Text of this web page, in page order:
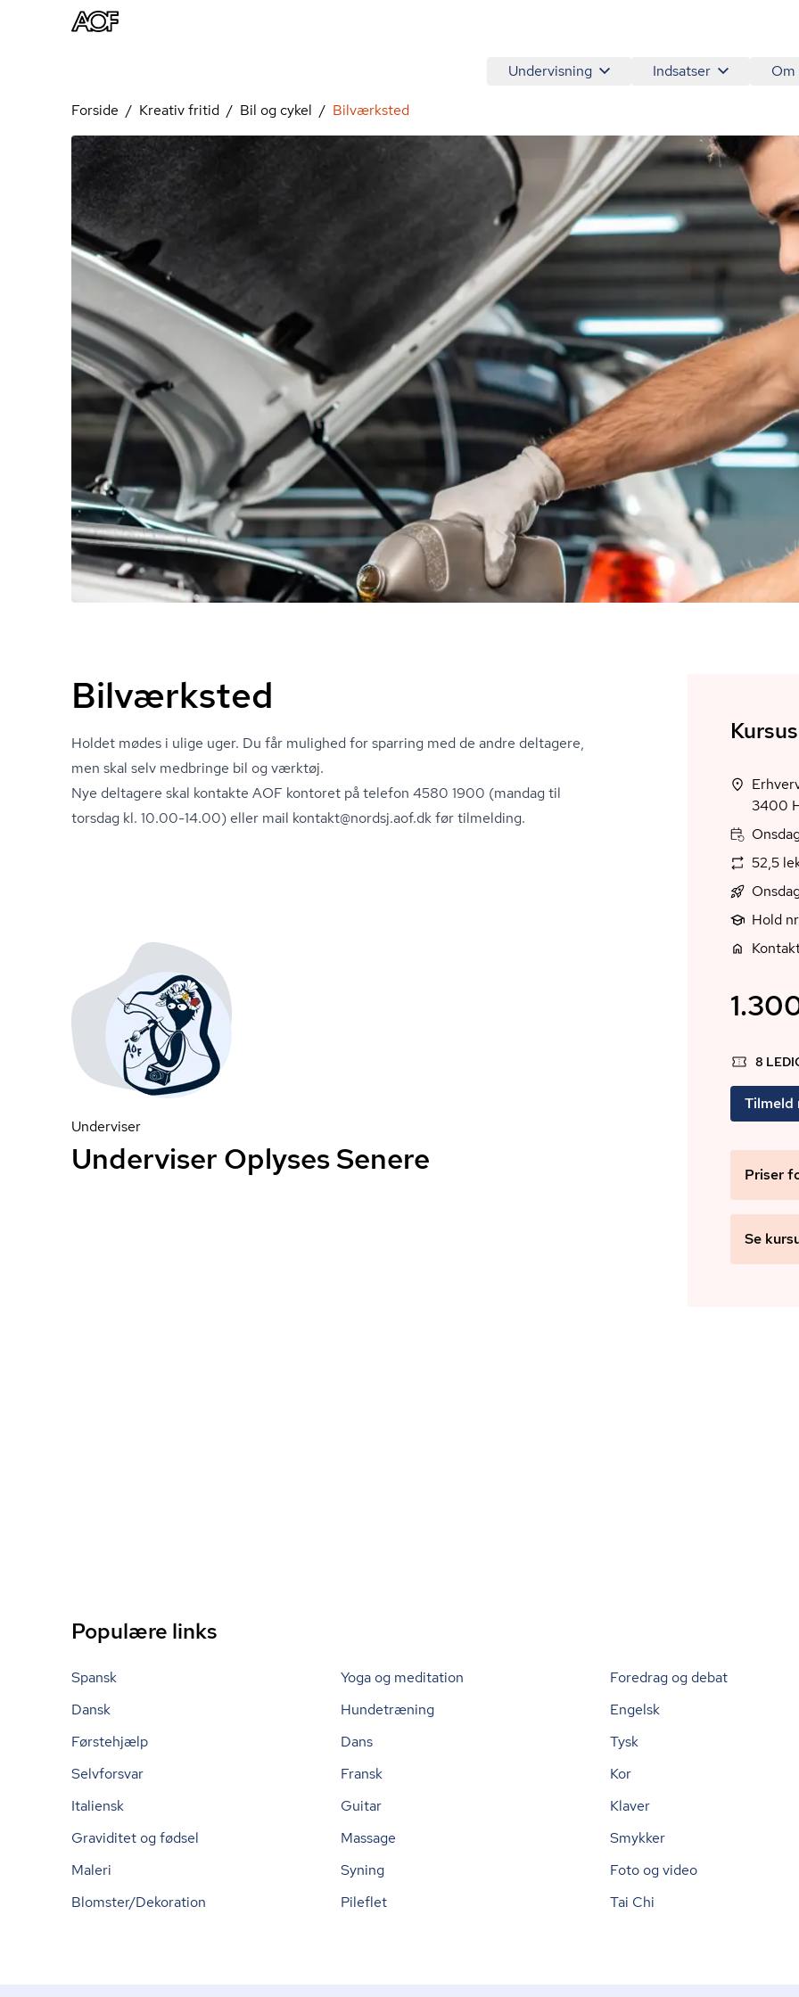
Undervisning Indsatser Om
Forside Kreativ fritid Bil og cykel Bilværksted
Bilværksted
Holdet mødes i ulige uger. Du får mulighed for sparring med de andre deltagere,
men skal selv medbringe bil og værktøj.
Nye deltagere skal kontakte AOF kontoret på telefon 4580 1900 (mandag til
torsdag kl. 10.00-14.00) eller mail kontakt@nordsj.aof.dk før tilmelding.
52,5
Hold
8
Tilmeld
Priser
Se
Underviser
Underviser Oplyses Senere
Populære links
Spansk Yoga og meditation Foredrag og debat
Dansk
Hundetræning Engelsk
Førstehjælp
Dans Tysk
Selvforsvar
Fransk Kor
Italiensk
Guitar Klaver
Graviditet og fødsel
Massage Smykker
Maleri
Syning Foto og video
Blomster/Dekoration
Pileflet Tai Chi